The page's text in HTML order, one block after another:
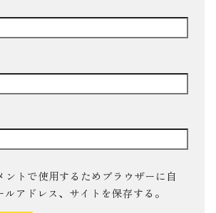
ントで使用するためブラウザーに自
アドレス、サイトを保存する。